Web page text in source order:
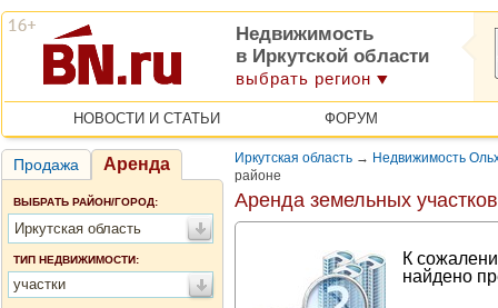
Недвижимость
в Иркутской области
выбрать регион
НОВОСТИ И СТАТЬИ ФОРУМ
Продажа Аренда
ВЫБРАТЬ РАЙОН/ГОРОД:
Иркутская область
ТИП НЕДВИЖИМОСТИ:
участки
Иркутская область → Недвижимость
районе
Аренда земельных
К
найдено